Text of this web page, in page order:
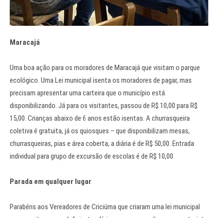
Maracajá
Uma boa ação para os moradores de Maracajá que visitam o parque
ecológico. Uma Lei municipal isenta os moradores de pagar, mas
precisam apresentar uma carteira que o município está
disponibilizando. Já para os visitantes, passou de R$ 10,00 para R$
15,00. Crianças abaixo de 6 anos estão isentas. A churrasqueira
coletiva é gratuita, já os quiosques – que disponibilizam mesas,
churrasqueiras, pias e área coberta, a diária é de R$ 50,00. Entrada
individual para grupo de excursão de escolas é de R$ 10,00.
Parada em qualquer lugar
Parabéns aos Vereadores de Criciúma que criaram uma lei municipal